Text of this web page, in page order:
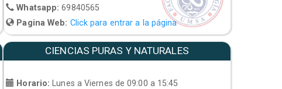
Whatsapp:69840565
Pagina Web: Click para entrar a la página
CIENCIAS PURAS Y NATURALES
Horario: Lunes a Viernes de 09:00 a 15:45